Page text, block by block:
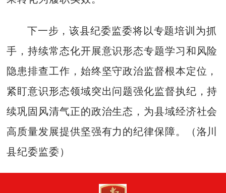
下一步，该县纪委监委将以专题培训为抓
手，持续常态化开展意识形态专题学习和风险
隐患排查工作，始终坚守政治监督根本定位，
紧盯意识形态领域突出问题强化监督执纪，持
续巩固风清气正的政治生态，为县域经济社会
高质量发展提供坚强有力的纪律保障。（洛川
县纪委监委）